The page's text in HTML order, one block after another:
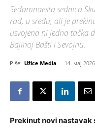
Sedamnaesta sednica
rad, u sredu, ali je
usvojena ni jedna tačka
Bajinoj Bašti i Sevojnu.
Piše: Užice Media - 14. мај
Prekinut novi nastavak